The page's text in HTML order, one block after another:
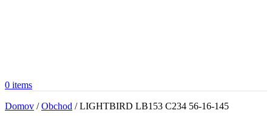
0 items
Domov /Obchod /LIGHTBIRD LB153 C234 56-16-145